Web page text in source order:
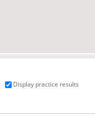
Display practice results